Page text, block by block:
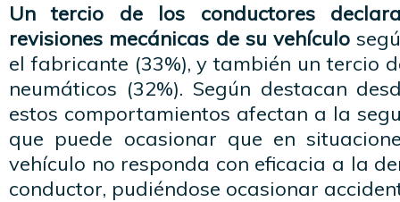
Un tercio de los conductores
revisiones mecánicas de su vehículo
el fabricante (33%), y también un tercio
neumáticos (32%). Según destacan
estos comportamientos afectan a la
que puede ocasionar que en
vehículo no responda con eficacia a la
conductor, pudiéndose ocasionar